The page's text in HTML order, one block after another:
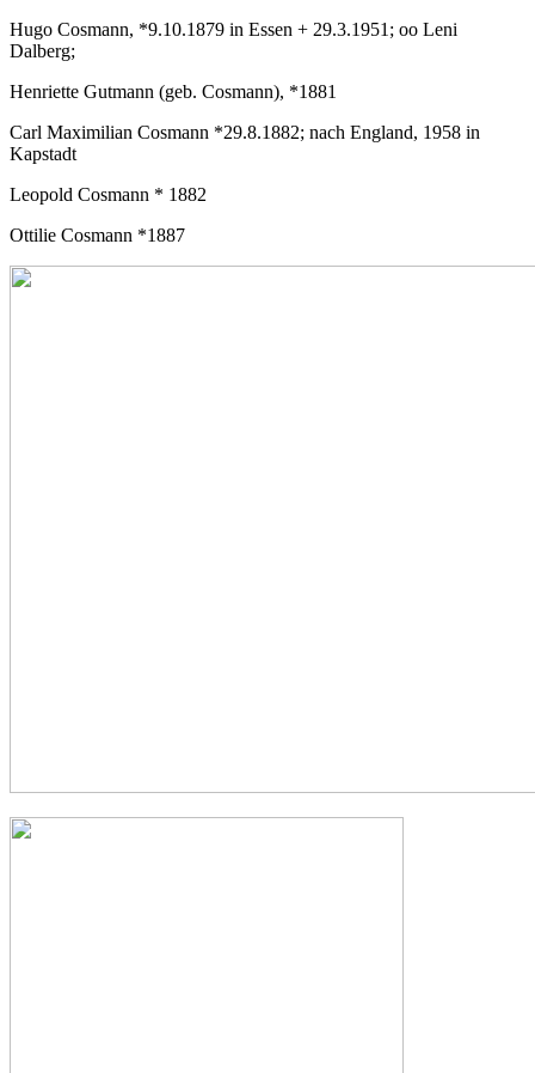
Hugo Cosmann, *9.10.1879 in Essen + 29.3.1951; oo Leni
Dalberg;
Henriette Gutmann (geb. Cosmann), *1881
Carl Maximilian Cosmann *29.8.1882; nach England, 1958 in
Kapstadt
Leopold Cosmann * 1882
Ottilie Cosmann *1887